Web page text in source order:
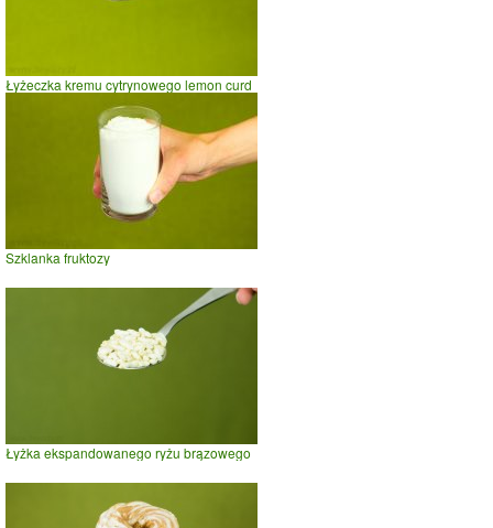
Łyżeczka kremu cytrynowego lemon curd
Szklanka fruktozy
Łyżka ekspandowanego ryżu brązowego